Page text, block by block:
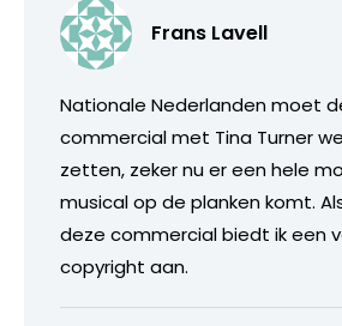
Frans Lavell
Nationale Nederlanden moet
commercial met Tina Turner
zetten, zeker nu er een hele
musical op de planken komt.
deze commercial biedt ik een
copyright aan.